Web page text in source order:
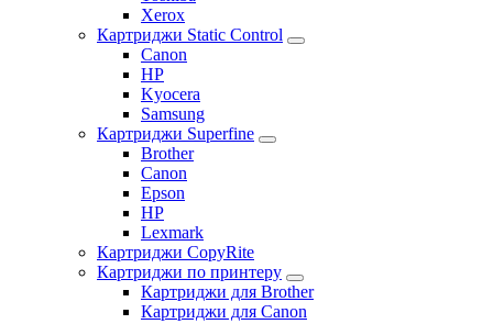
Xerox
Картриджи Static Control
Canon
HP
Kyocera
Samsung
Картриджи Superfine
Brother
Canon
Epson
HP
Lexmark
Картриджи CopyRite
Картриджи по принтеру
Картриджи для Brother
Картриджи для Canon